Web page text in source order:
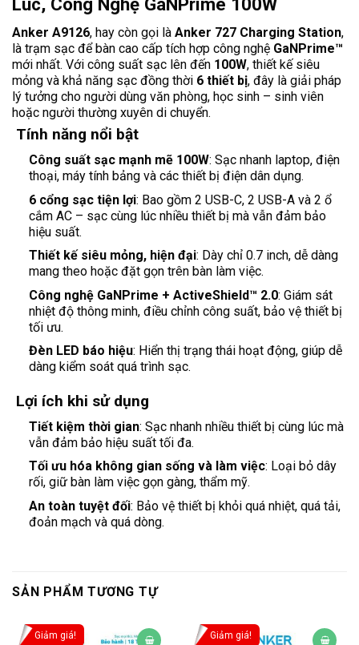
Lúc, Công Nghệ GaNPrime 100W
Anker A9126, hay còn gọi là Anker 727 Charging Station,
là trạm sạc để bàn cao cấp tích hợp công nghệ GaNPrime™
mới nhất. Với công suất sạc lên đến 100W, thiết kế siêu
mỏng và khả năng sạc đồng thời 6 thiết bị, đây là giải pháp
lý tưởng cho người dùng văn phòng, học sinh – sinh viên
hoặc người thường xuyên di chuyển.
Tính năng nổi bật
Công suất sạc mạnh mẽ 100W: Sạc nhanh laptop, điện
thoại, máy tính bảng và các thiết bị điện dân dụng.
6 cổng sạc tiện lợi: Bao gồm 2 USB-C, 2 USB-A và 2 ổ
cắm AC – sạc cùng lúc nhiều thiết bị mà vẫn đảm bảo
hiệu suất.
Thiết kế siêu mỏng, hiện đại: Dày chỉ 0.7 inch, dễ dàng
mang theo hoặc đặt gọn trên bàn làm việc.
Công nghệ GaNPrime + ActiveShield™ 2.0: Giám sát
nhiệt độ thông minh, điều chỉnh công suất, bảo vệ thiết bị
tối ưu.
Đèn LED báo hiệu: Hiển thị trạng thái hoạt động, giúp dễ
dàng kiểm soát quá trình sạc.
Lợi ích khi sử dụng
Tiết kiệm thời gian: Sạc nhanh nhiều thiết bị cùng lúc mà
vẫn đảm bảo hiệu suất tối đa.
Tối ưu hóa không gian sống và làm việc: Loại bỏ dây
rối, giữ bàn làm việc gọn gàng, thẩm mỹ.
An toàn tuyệt đối: Bảo vệ thiết bị khỏi quá nhiệt, quá tải,
đoản mạch và quá dòng.
SẢN PHẨM TƯƠNG TỰ
Giảm giá! Giảm giá!